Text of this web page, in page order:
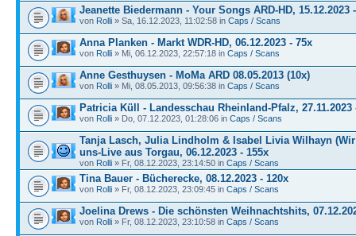
Jeanette Biedermann - Your Songs ARD-HD, 15.12.2023
von Rolli » Sa, 16.12.2023, 11:02:58 in Caps / Scans
Anna Planken - Markt WDR-HD, 06.12.2023 - 75x
von Rolli » Mi, 06.12.2023, 22:57:18 in Caps / Scans
Anne Gesthuysen - MoMa ARD 08.05.2013 (10x)
von Rolli » Mi, 08.05.2013, 09:56:38 in Caps / Scans
Patricia Küll - Landesschau Rheinland-Pfalz, 27.11.2023
von Rolli » Do, 07.12.2023, 01:28:06 in Caps / Scans
Tanja Lasch, Julia Lindholm & Isabel Livia Wilhayn
uns-Live aus Torgau, 06.12.2023 - 155x
von Rolli » Fr, 08.12.2023, 23:14:50 in Caps / Scans
Tina Bauer - Bücherecke, 08.12.2023 - 120x
von Rolli » Fr, 08.12.2023, 23:09:45 in Caps / Scans
Joelina Drews - Die schönsten Weihnachtshits,
von Rolli » Fr, 08.12.2023, 23:10:58 in Caps / Scans